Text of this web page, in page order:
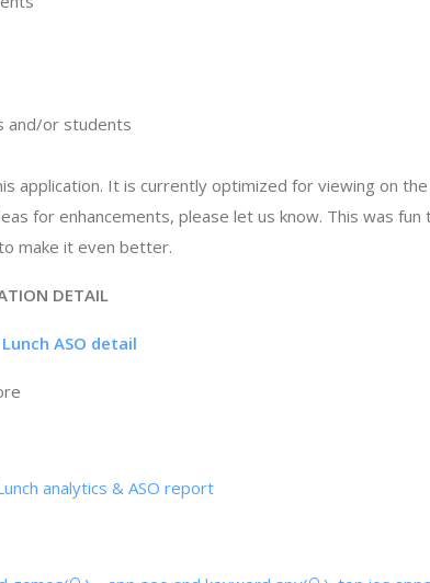
and/or students
application. It is currently optimized for viewing on
for enhancements, please let us know. This was
make it even better.
DETAIL
ASO detail
analytics & ASO report